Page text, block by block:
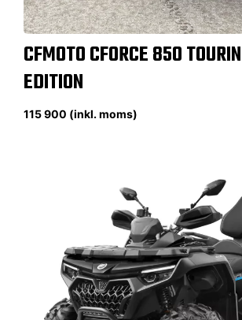
CFMOTO CFORCE 850
EDITION
115 900 (inkl. moms)